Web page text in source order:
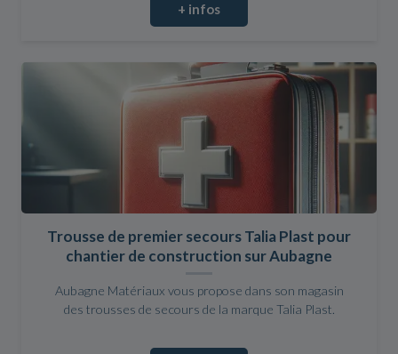
+ infos
Trousse de premier secours Talia Plast pour
chantier de construction sur Aubagne
Aubagne Matériaux vous propose dans son magasin
des trousses de secours de la marque Talia Plast.